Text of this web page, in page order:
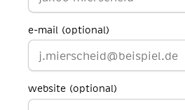
e-mail (optional)
website (optional)